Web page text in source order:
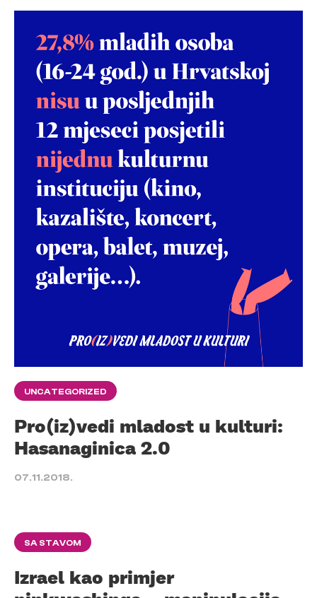
UNCATEGORIZED
Pro(iz)vedi mladost u kulturi:
Hasanaginica 2.0
07.11.2018.
SA STAVOM
Izrael kao primjer